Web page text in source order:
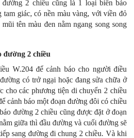
2 chiều cũng là 1 loại biển báo
giác, có nền màu vàng, với viền đỏ
tên màu đen nằm ngang song song
đường 2 chiều
W.204 để cảnh báo cho người điều
có trở ngại hoặc đang sửa chữa ở
cho các phương tiện di chuyển 2 chiều
cảnh báo một đoạn đường đôi có chiều
đường 2 chiều cũng được đặt ở đoạn
giữa thì đầu đường và cuối đường sẽ
sang đường đi chung 2 chiều. Và khi